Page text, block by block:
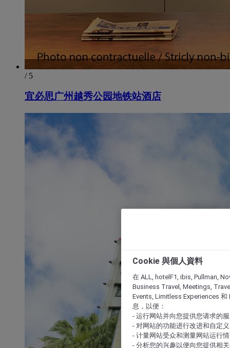
/ 5
宜必思广州越秀公园地铁站酒店
Cookie 與個人資料
在 ALL, hotelF1, ibis, Pullman,
Business Travel, Meetings,
Events, Limitless Experiences 和
息，以便：
- 运行网站并向您提供您请求的
- 对网站的功能进行改进和自定义
- 计量网站受众和测量网站运行
- 分析您的兴趣以便向您提供相